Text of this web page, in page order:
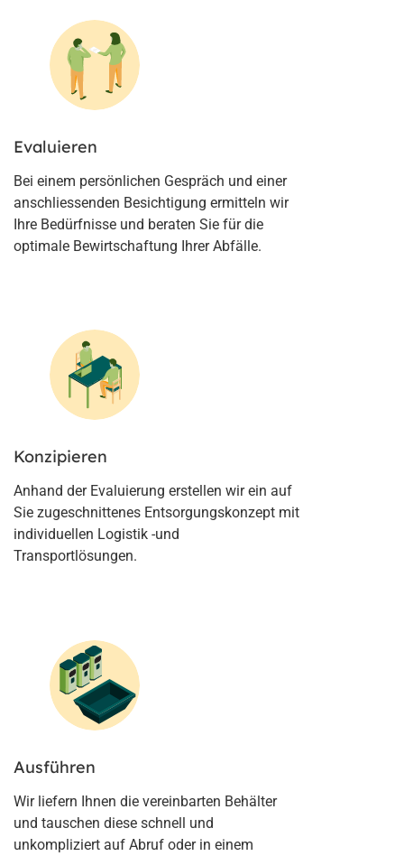
Evaluieren
Bei einem persönlichen Gespräch und einer
anschliessenden Besichtigung ermitteln wir
Ihre Bedürfnisse und beraten Sie für die
optimale Bewirtschaftung Ihrer Abfälle.
Konzipieren
Anhand der Evaluierung erstellen wir ein auf
Sie zugeschnittenes Entsorgungskonzept mit
individuellen Logistik -und
Transportlösungen.
Ausführen
Wir liefern Ihnen die vereinbarten Behälter
und tauschen diese schnell und
unkompliziert auf Abruf oder in einem